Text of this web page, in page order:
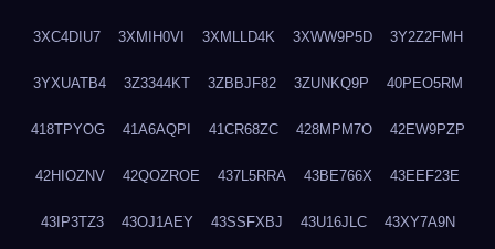
3XC4DIU7 3XMIH0VI 3XMLLD4K 3XWW9P5D 3Y2Z2FMH
3YXUATB4 3Z3344KT 3ZBBJF82 3ZUNKQ9P 40PEO5RM
418TPYOG 41A6AQPI 41CR68ZC 428MPM7O 42EW9PZP
42HIOZNV 42QOZROE 437L5RRA 43BE766X 43EEF23E
43IP3TZ3 43OJ1AEY 43SSFXBJ 43U16JLC 43XY7A9N